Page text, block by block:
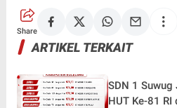
Share
ARTIKEL TERKAIT
SDN 1 Suwug
HUT Ke-81 RI